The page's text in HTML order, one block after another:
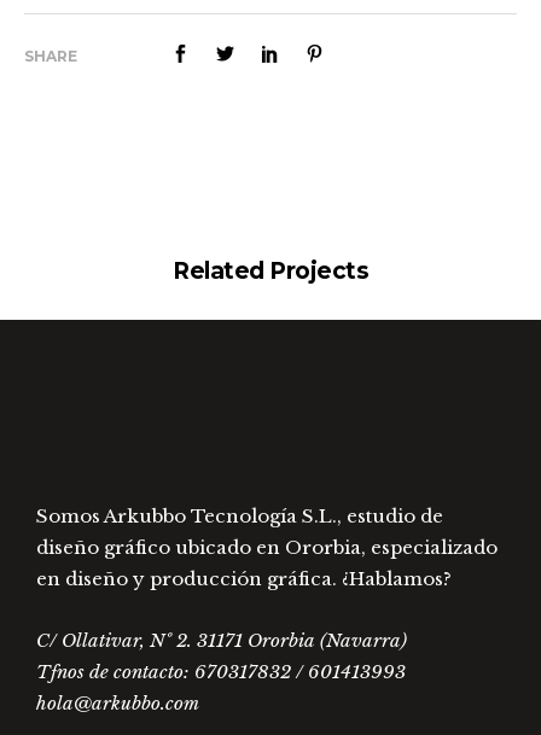
SHARE
Related Projects
Somos Arkubbo Tecnología S.L., estudio de
diseño gráfico ubicado en Ororbia, especializado
en diseño y producción gráfica. ¿Hablamos?
C/ Ollativar, Nº 2. 31171 Ororbia (Navarra)
Tfnos de contacto: 670317832 / 601413993
hola@arkubbo.com